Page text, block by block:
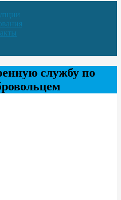
службу по